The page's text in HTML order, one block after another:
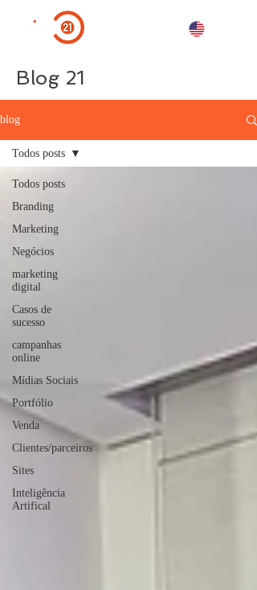
Blog 21
blog
Todos posts
Branding
Marketing
Negócios
marketing
digital
Casos de
sucesso
campanhas
online
Mídias Sociais
Portfólio
Venda
Clientes/parceiros
Sites
Inteligência
Artifical
Todos posts